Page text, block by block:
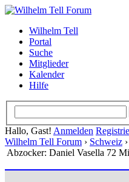
Wilhelm Tell
Portal
Suche
Mitglieder
Kalender
Hilfe
Hallo, Gast! Anmelden
Wilhelm Tell Forum › Schweiz ›
Abzocker: Daniel Vasella 72